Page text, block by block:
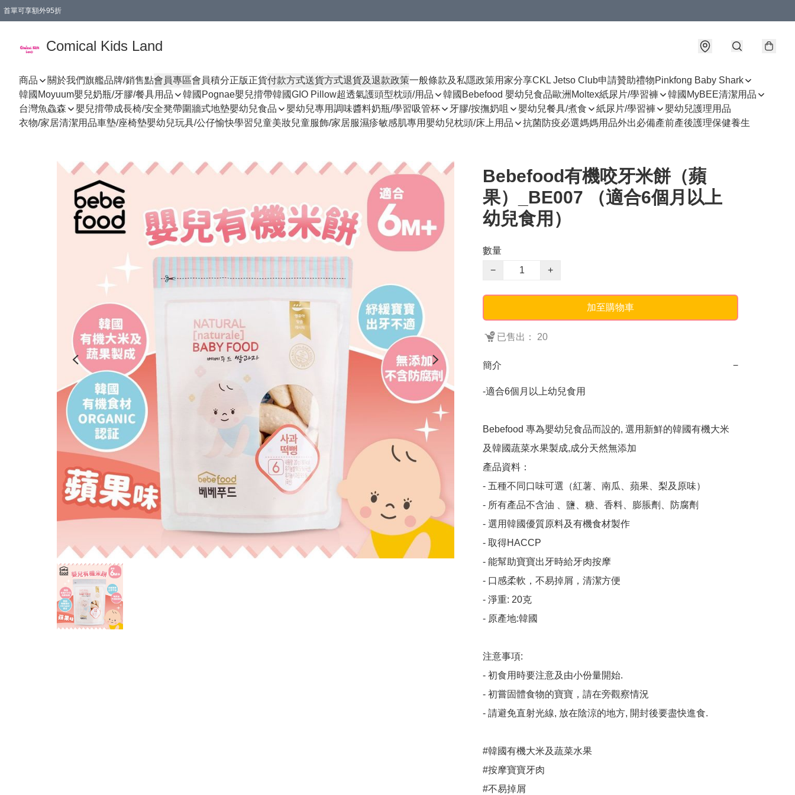
首單可享額外95折
Comical Kids Land
商品 關於我們旗艦品牌/銷售點會員專區會員積分正版正貨付款方式送貨方式退貨及退款政策一般條款及私隱政策用家分享CKL Jetso Club申請贊助禮物Pinkfong Baby Shark
韓國Moyuum嬰兒奶瓶/牙膠/餐具用品
韓國Pognae嬰兒揹帶韓國GIO Pillow超透氣護頭型枕頭/用品 韓國Bebefood 嬰幼兒食品歐洲Moltex紙尿片/學習褲
韓國MyBEE清潔用品
台灣魚鱻森
嬰兒揹帶成長椅/安全凳帶圍牆式地墊嬰幼兒食品 嬰幼兒專用調味醬料奶瓶/學習吸管杯 牙膠/按撫奶咀 嬰幼兒餐具/煮食 紙尿片/學習褲
嬰幼兒護理用品
衣物/家居清潔用品車墊/座椅墊嬰幼兒玩具/公仔愉快學習兒童美妝兒童服飾/家居服濕疹敏感肌專用嬰幼兒枕頭/床上用品 抗菌防疫必選媽媽用品外出必備產前產後護理保健養生
Bebefood有機咬牙米餅（蘋
果）_BE007 （適合6個月以上
幼兒食用）
數量
−
+
加至購物車
已售出： 20
簡介 −
-適合6個月以上幼兒食用
Bebefood 專為嬰幼兒食品而設的, 選用新鮮的韓國有機大米
及韓國蔬菜水果製成,成分天然無添加
產品資料：
- 五種不同口味可選（紅薯、南瓜、蘋果、梨及原味）
- 所有產品不含油 、鹽、糖、香料、膨脹劑、防腐劑
- 選用韓國優質原料及有機食材製作
- 取得HACCP
- 能幫助寶寶出牙時給牙肉按摩
- 口感柔軟，不易掉屑，清潔方便
- 淨重: 20克
- 原產地:韓國
注意事項:
- 初食用時要注意及由小份量開始.
- 初嘗固體食物的寶寶，請在旁觀察情況
- 請避免直射光線, 放在陰涼的地方, 開封後要盡快進食.
#韓國有機大米及蔬菜水果
#按摩寶寶牙肉
#不易掉屑